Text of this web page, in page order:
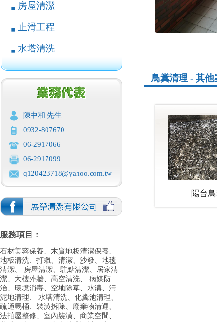
￭ 房屋清潔
￭ 止滑工程
￭ 水塔清洗
陳中和 先生
0932-807670
06-2917066
06-2917099
q120423718@yahoo.com.tw
服務項目：
石材美容保養、木質地板清潔保養、
地板清洗、打蠟、清潔、沙發、地毯
清潔、 房屋清潔、駐點清潔、居家清
潔、大樓外牆、高空清洗、 病媒防
治、環境消毒、空地除草、水溝、污
泥地清理、 水塔清洗、化糞池清理、
疏通馬桶、裝潢拆除、廢棄物清運、
法拍屋整修、室內裝潢、商業空間、
鳥糞清理 - 其他
陽台